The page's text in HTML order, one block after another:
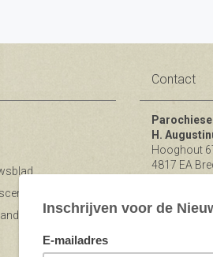
Contact
H.
Hooghout
4817 EA
Bereikbaar